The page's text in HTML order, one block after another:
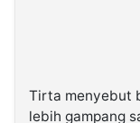
Tirta menyebut
lebih gampang